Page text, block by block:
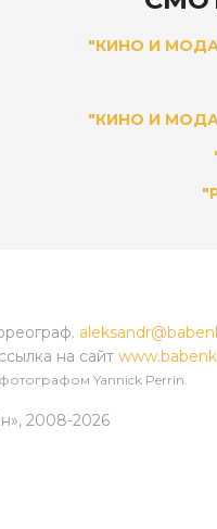
"КИНО И
"КИНО И
на сайт
фотографом Yannick Perrin.
, 2008-2026